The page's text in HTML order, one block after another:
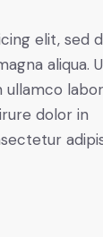
elit, sed
aliqua.
dolor in